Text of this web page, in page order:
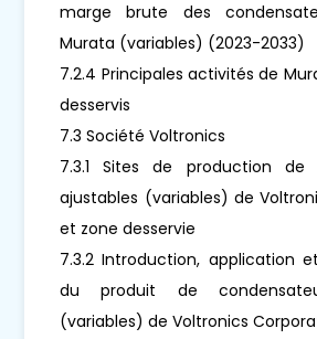
marge brute des
Murata (variables) (2023-2033)
7.2.4 Principales activités de
desservis
7.3 Société Voltronics
7.3.1 Sites de production de
ajustables (variables) de
et zone desservie
7.3.2 Introduction, application
du produit de
(variables) de Voltronics